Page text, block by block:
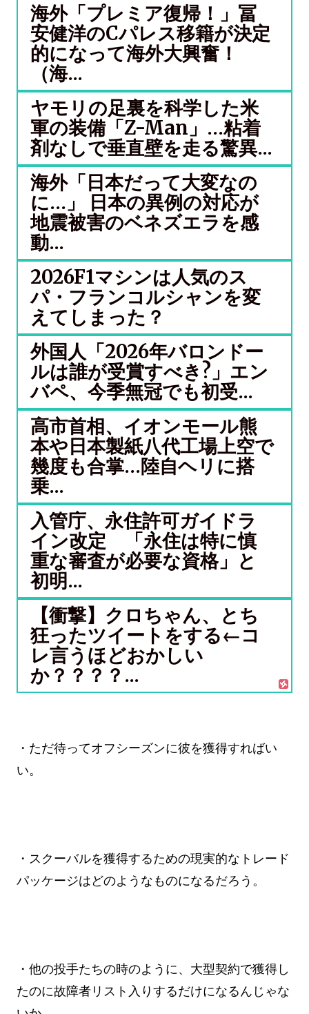
海外「プレミア復帰！」冨
安健洋のCパレス移籍が決定
的になって海外大興奮！
（海...
ヤモリの足裏を科学した米
軍の装備「Z-Man」…粘着
剤なしで垂直壁を走る驚異...
海外「日本だって大変なの
に…」 日本の異例の対応が
地震被害のベネズエラを感
動...
2026F1マシンは人気のス
パ・フランコルシャンを変
えてしまった？
外国人「2026年バロンドー
ルは誰が受賞すべき?」エン
バペ、今季無冠でも初受...
高市首相、イオンモール熊
本や日本製紙八代工場上空で
幾度も合掌…陸自ヘリに搭
乗...
入管庁、永住許可ガイドラ
イン改定 「永住は特に慎
重な審査が必要な資格」と
初明...
【衝撃】クロちゃん、とち
狂ったツイートをする←コ
レ言うほどおかしい
か？？？？...
・ただ待ってオフシーズンに彼を獲得すればい
い。
・スクーバルを獲得するための現実的なトレード
パッケージはどのようなものになるだろう。
・他の投手たちの時のように、大型契約で獲得し
たのに故障者リスト入りするだけになるんじゃな